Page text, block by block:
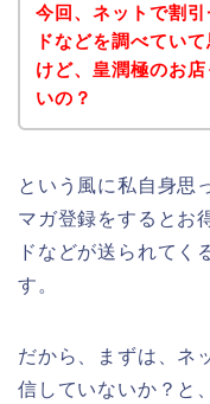
今回、ネットで割
ドなどを調べてい
けど、皇潤極のお
いの？
という風に私自身思
マガ登録をするとお
ドなどが送られてく
す。
だから、まずは、ネ
信していないか？と